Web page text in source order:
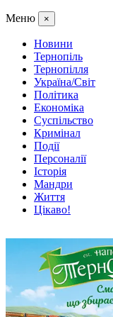
Меню ×
Новини
Тернопіль
Тернопілля
Україна/Світ
Політика
Економіка
Суспільство
Кримінал
Події
Персоналії
Історія
Мандри
Життя
Цікаво!